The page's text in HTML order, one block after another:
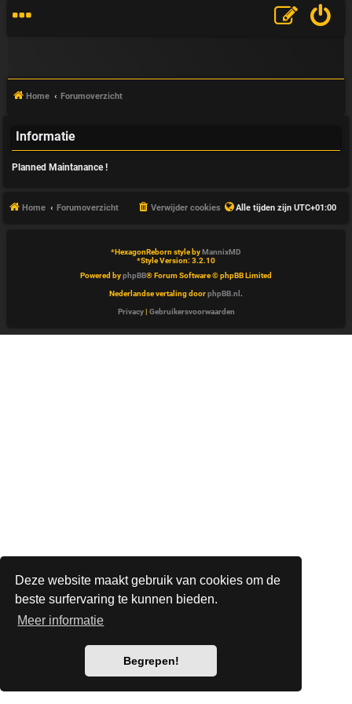
Deze website maakt gebruik van cookies om de
beste surfervaring te kunnen bieden.
Meer informatie
Begrepen!
V
A
Home Forumoverzicht
Informatie
Planned Maintanance !
Home Forumoverzicht Alle tijden zijn UTC+01:00
Verwijder cookies
*HexagonReborn style byMannixMD
*Style Version: 3.2.10
Powered byphpBB® Forum Software © phpBB Limited
Nederlandse vertaling doorphpBB.nl .
Privacy| Gebruikersvoorwaarden